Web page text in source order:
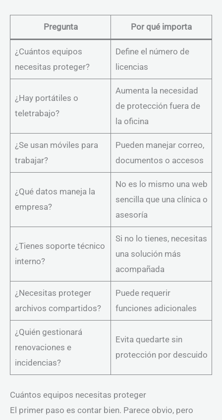
Pregunta Por qué importa
¿Cuántos equipos
necesitas proteger?
Define el número de
licencias
¿Hay portátiles o
teletrabajo?
Aumenta la necesidad
de protección fuera de
la oficina
¿Se usan móviles para
trabajar?
Pueden manejar correo,
documentos o accesos
¿Qué datos maneja la
empresa?
No es lo mismo una web
sencilla que una clínica o
asesoría
¿Tienes soporte técnico
interno?
Si no lo tienes, necesitas
una solución más
acompañada
¿Necesitas proteger
archivos compartidos?
Puede requerir
funciones adicionales
¿Quién gestionará
renovaciones e
incidencias?
Evita quedarte sin
protección por descuido
Cuántos equipos necesitas proteger
El primer paso es contar bien. Parece obvio, pero